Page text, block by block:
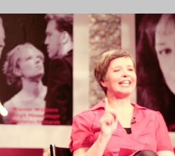
2013
2014
2015